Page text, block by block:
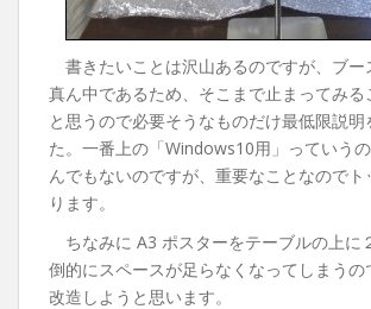
書きたいことは沢山あるのですが、ブ
真ん中であるため、そこまで止まってみる
と思うので必要そうなものだけ最低限説明
た。一番上の「Windows10用」っていう
んでもないのですが、重要なことなのでト
ります。
ちなみに A3 ポスターをテーブルの上に
倒的にスペースが足らなくなってしまう
改造しようと思います。